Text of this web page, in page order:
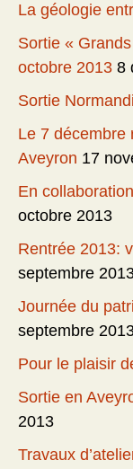
La géologie
Sortie «
octobre 2013 8
Sortie
Le 7 décembre
Aveyron 17
En
octobre 2013
Rentrée 2013:
septembre
Journée du
septembre
Pour le plaisir
Sortie en
2013
Travaux